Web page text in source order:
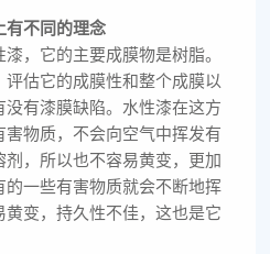
有不同的理念
它的主要成膜物是树脂。
估它的成膜性和整个成膜以
有漆膜缺陷。水性漆在这方
物质，不会向空气中挥发有
，所以也不容易黄变，更加
一些有害物质就会不断地挥
变，持久性不佳，这也是它